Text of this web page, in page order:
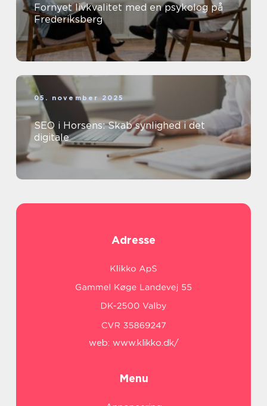
Fornyet livkvalitet med en psykolog på
Frederiksberg
05. november 2025
SEO i Horsens: Skab synlighed i det
digitale
Adresse
web: www.klikko.dk/
Menu